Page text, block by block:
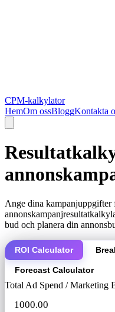
CPM-kalkylator
HemOm ossBloggKontakta
Ange dina kampanjuppgifter
bud och planera din
ROI Calculator
Forecast Calculator
Total Ad Spend / Marketing